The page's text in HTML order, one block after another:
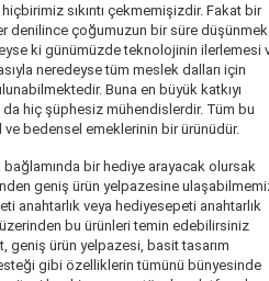
sıkıntı çekmemişizdir. Fakat bir
denilince çoğumuzun bir süre düşünmek
ki günümüzde teknolojinin ilerlemesi
neredeyse tüm meslek dalları için
Buna en büyük katkıyı
da hiç şüphesiz mühendislerdir. Tüm bu
ve bedensel emeklerinin bir ürünüdür.
bir hediye arayacak olursak
geniş ürün yelpazesine
anahtarlık veya hediyesepeti anahtarlık
bu ürünleri temin edebilirsiniz
geniş ürün yelpazesi, basit tasarım
gibi özelliklerin tümünü bünyesinde